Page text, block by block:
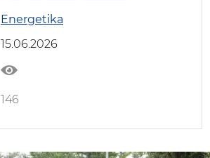
Energetika
15.06.2026
146